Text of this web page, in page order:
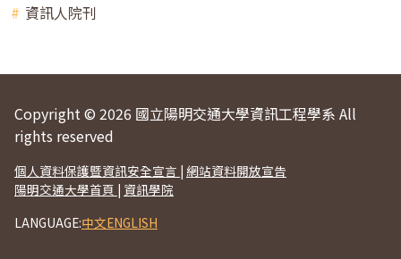
資訊人院刊
Copyright © 2026 國立陽明交通大學資訊工程學系 All
rights reserved
個人資料保護暨資訊安全宣言 | 網站資料開放宣告
陽明交通大學首頁 | 資訊學院
LANGUAGE:中文ENGLISH